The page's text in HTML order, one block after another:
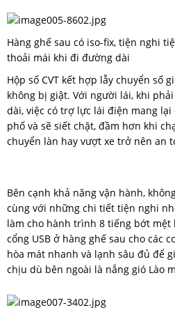
Hàng ghế sau có iso-fix, tiện nghi
thoải mái khi đi đường dài
Hộp số CVT kết hợp lẫy chuyển số
không bị giật. Với người lái, khi
dài, việc có trợ lực lái điện mang
phố và sẽ siết chặt, đầm hơn khi
chuyển làn hay vượt xe trở nên an
Bên cạnh khả năng vận hành,
cùng với những chi tiết tiện nghi
làm cho hành trình 8 tiếng bớt mệt
cổng USB ở hàng ghế sau cho các
hòa mát nhanh và lạnh sâu đủ để
chịu dù bên ngoài là nắng gió Lào